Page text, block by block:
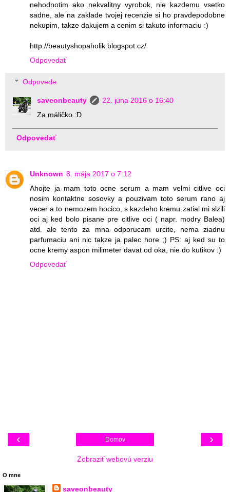
nehodnotim ako nekvalitny vyrobok, nie kazdemu vsetko
sadne, ale na zaklade tvojej recenzie si ho pravdepodobne
nekupim, takze dakujem a cenim si takuto informaciu :)
http://beautyshopaholik.blogspot.cz/
Odpovedať
Odpovede
saveonbeauty
22. júna 2016 o 16:40
Za máličko :D
Odpovedať
Unknown 8. mája 2017 o 7:12
Ahojte ja mam toto ocne serum a mam velmi citlive oci
nosim kontaktne sosovky a pouzivam toto serum rano aj
vecer a to nemozem hocico, s kazdeho kremu zatial mi slzili
oci aj ked bolo pisane pre citlive oci ( napr. modry Balea)
atd. ale tento za mna odporucam urcite, nema ziadnu
parfumaciu ani nic takze ja palec hore ;) PS: aj ked su to
ocne kremy aspon milimeter davat od oka, nie do kutikov :)
Odpovedať
‹ ›
Domov
Zobraziť webovú verziu
O mne
saveonbeauty